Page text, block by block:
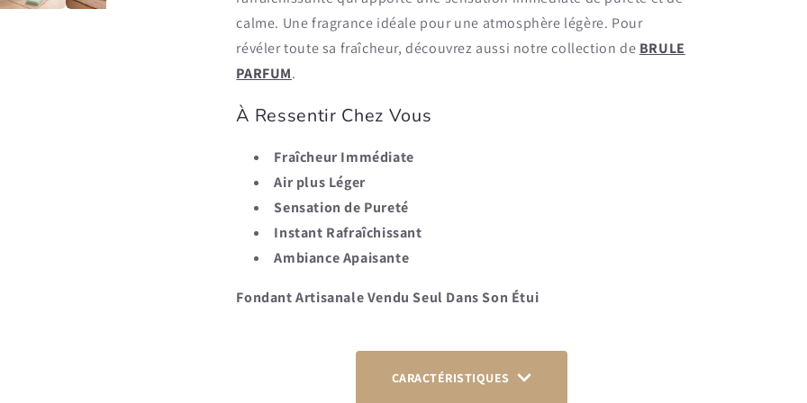
calme. Une fragrance idéale pour une atmosphère légère. Pour
révéler toute sa fraîcheur, découvrez aussi notre collection de BRULE
PARFUM.
À Ressentir Chez Vous
Fraîcheur Immédiate
Air plus Léger
Sensation de Pureté
Instant Rafraîchissant
Ambiance Apaisante
Fondant Artisanale Vendu Seul Dans Son Étui
CARACTÉRISTIQUES